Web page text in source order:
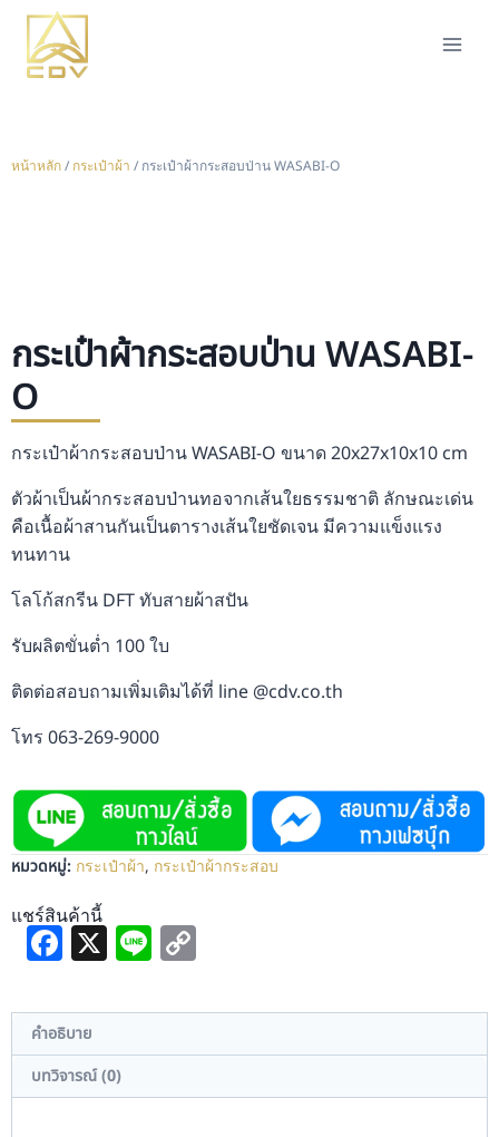
หน้าหลัก/ กระเป๋าผ้า / กระเป๋าผ้ากระสอบป่าน WASABI-O
กระเป๋าผ้ากระสอบป่าน WASABI-
O
กระเป๋าผ้ากระสอบป่าน WASABI-O ขนาด 20x27x10x10 cm
ตัวผ้าเป็นผ้ากระสอบป่านทอจากเส้นใยธรรมชาติ ลักษณะเด่น
คือเนื้อผ้าสานกันเป็นตารางเส้นใยชัดเจน มีความแข็งแรง
ทนทาน
โลโก้สกรีน DFT ทับสายผ้าสปัน
รับผลิตขั่นต่ำ 100 ใบ
ติดต่อสอบถามเพิ่มเติมได้ที่ line @cdv.co.th
โทร 063-269-9000
หมวดหมู่: กระเป๋าผ้า, กระเป๋าผ้ากระสอบ
แชร์สินค้านี้Facebook
X Line
คำอธิบาย
บทวิจารณ์ (0)